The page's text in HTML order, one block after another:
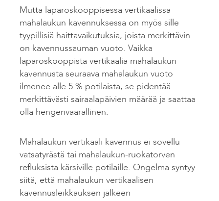
Mutta laparoskooppisessa vertikaalissa
mahalaukun kavennuksessa on myös sille
tyypillisiä haittavaikutuksia, joista merkittävin
on kavennussauman vuoto. Vaikka
laparoskooppista vertikaalia mahalaukun
kavennusta seuraava mahalaukun vuoto
ilmenee alle 5 % potilaista, se pidentää
merkittävästi sairaalapäivien määrää ja saattaa
olla hengenvaarallinen.
Mahalaukun vertikaali kavennus ei sovellu
vatsatyrästä tai mahalaukun-ruokatorven
refluksista kärsiville potilaille. Ongelma syntyy
siitä, että mahalaukun vertikaalisen
kavennusleikkauksen jälkeen